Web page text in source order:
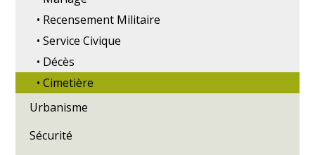
• Recensement Militaire
• Service Civique
• Décès
• Cimetière
Urbanisme
Sécurité